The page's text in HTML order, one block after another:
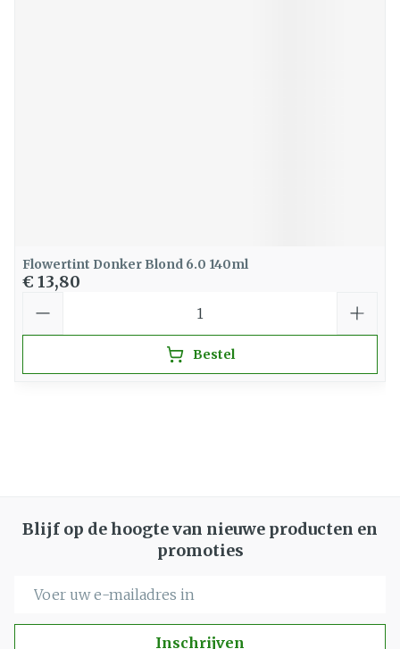
Flowertint Donker Blond 6.0 140ml
€ 13,80
Bestel
Blijf op de hoogte van nieuwe producten en
promoties
Inschrijven